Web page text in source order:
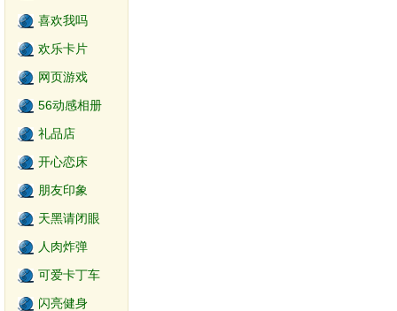
喜欢我吗
欢乐卡片
网页游戏
56动感相册
礼品店
开心恋床
朋友印象
天黑请闭眼
人肉炸弹
可爱卡丁车
闪亮健身